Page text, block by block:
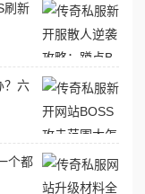
刷新
？六
个都